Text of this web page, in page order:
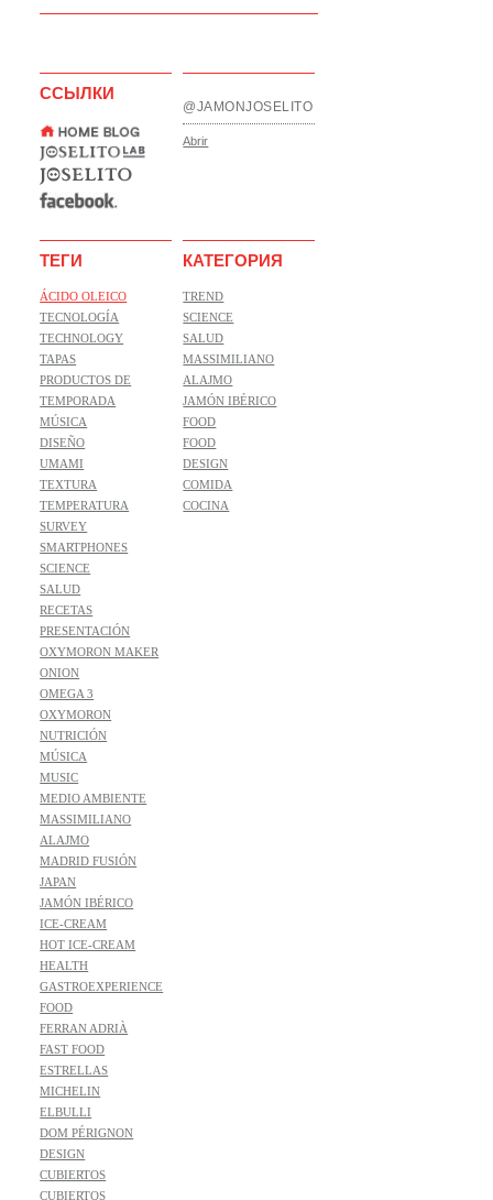
ССЫЛКИ
@JAMONJOSELITO
Abrir
ТЕГИ
ÁCIDO OLEICO
TECNOLOGÍA
TECHNOLOGY
TAPAS
PRODUCTOS DE
TEMPORADA
MÚSICA
DISEÑO
UMAMI
TEXTURA
TEMPERATURA
SURVEY
SMARTPHONES
SCIENCE
SALUD
RECETAS
PRESENTACIÓN
OXYMORON MAKER
ONION
OMEGA 3
OXYMORON
NUTRICIÓN
MÚSICA
MUSIC
MEDIO AMBIENTE
MASSIMILIANO
ALAJMO
MADRID FUSIÓN
JAPAN
JAMÓN IBÉRICO
ICE-CREAM
HOT ICE-CREAM
HEALTH
GASTROEXPERIENCE
FOOD
FERRAN ADRIÀ
FAST FOOD
ESTRELLAS
MICHELIN
ELBULLI
DOM PÉRIGNON
DESIGN
CUBIERTOS
CUBIERTOS
КАТЕГОРИЯ
TREND
SCIENCE
SALUD
MASSIMILIANO
ALAJMO
JAMÓN IBÉRICO
FOOD
FOOD
DESIGN
COMIDA
COCINA